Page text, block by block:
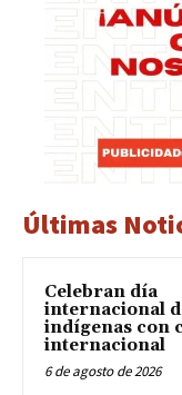
Últimas
Celebran día
internacional
indígenas con
internacional
6 de agosto de 2026